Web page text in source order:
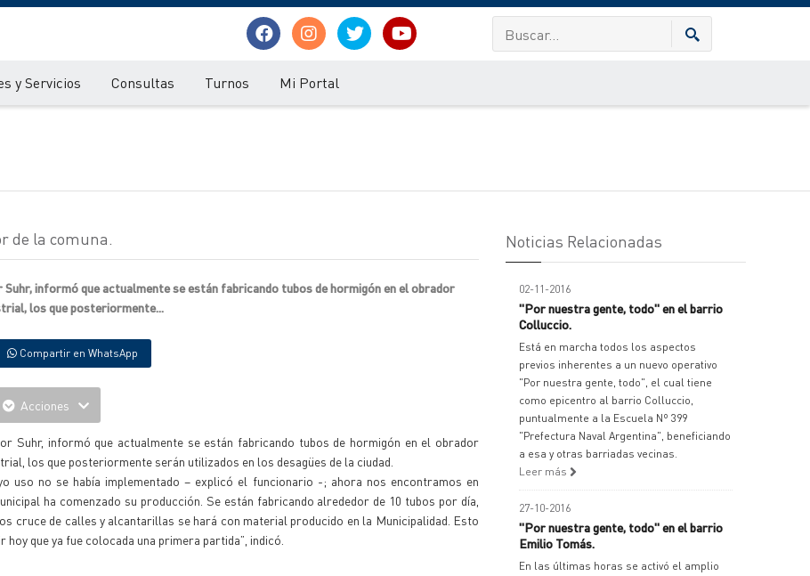
y Servicios Consultas Turnos Mi Portal
de la comuna.
informó que actualmente se están fabricando tubos de hormigón en el obrador
los que posteriormente...
Compartir en WhatsApp
Acciones
Suhr, informó que actualmente se están fabricando tubos de hormigón en el obrador
los que posteriormente serán utilizados en los desagües de la ciudad.
uso no se había implementado – explicó el funcionario -; ahora nos encontramos en
ha comenzado su producción. Se están fabricando alrededor de 10 tubos por día,
cruce de calles y alcantarillas se hará con material producido en la Municipalidad. Esto
que ya fue colocada una primera partida”, indicó.
Noticias Relacionadas
02-11-2016
"Por nuestra gente, todo" en el barrio
Colluccio.
Está en marcha todos los aspectos
previos inherentes a un nuevo operativo
"Por nuestra gente, todo", el cual tiene
como epicentro al barrio Colluccio,
puntualmente a la Escuela Nº 399
"Prefectura Naval Argentina", beneficiando
a esa y otras barriadas vecinas.
Leer más
27-10-2016
"Por nuestra gente, todo" en el barrio
Emilio Tomás.
En las últimas horas se activó el amplio